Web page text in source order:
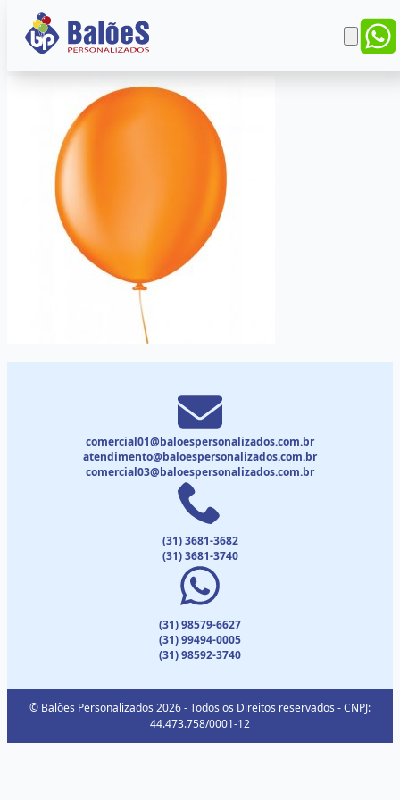
comercial01@baloespersonalizados.com.br
atendimento@baloespersonalizados.com.br
comercial03@baloespersonalizados.com.br
(31) 3681-3682
(31) 3681-3740
(31) 98579-6627
(31) 99494-0005
(31) 98592-3740
© Balões Personalizados 2026 - Todos os Direitos reservados - CNPJ:
44.473.758/0001-12